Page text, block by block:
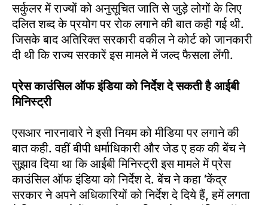
सर्कुलर में राज्यों को अनुसूचित जाति से जुड़े लोगों के लिए
दलित शब्द के प्रयोग पर रोक लगाने की बात कही गई थी.
जिसके बाद अतिरिक्त सरकारी वकील ने कोर्ट को जानकारी
दी थी कि राज्य सरकारें इस मामले में जल्द फैसला लेंगी.
प्रेस काउंसिल ऑफ इंडिया को निर्देश दे सकती है आईबी
मिनिस्ट्री
एसआर नारनावारे ने इसी नियम को मीडिया पर लगाने की
बात कही. वहीं बीपी धर्माधिकारी और जेड ए हक की बेंच ने
सुझाव दिया था कि आईबी मिनिस्ट्री इस मामले में प्रेस
काउंसिल ऑफ इंडिया को निर्देश दे. बेंच ने कहा ‘केंद्र
सरकार ने अपने अधिकारियों को निर्देश दे दिये हैं, हमें लगता